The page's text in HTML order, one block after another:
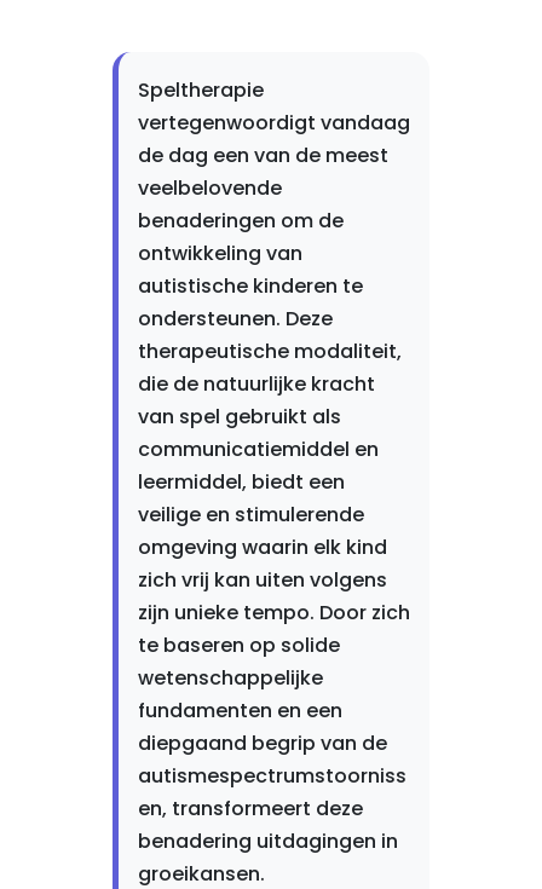
Speltherapie
vertegenwoordigt vandaag
de dag een van de meest
veelbelovende
benaderingen om de
ontwikkeling van
autistische kinderen te
ondersteunen. Deze
therapeutische modaliteit,
die de natuurlijke kracht
van spel gebruikt als
communicatiemiddel en
leermiddel, biedt een
veilige en stimulerende
omgeving waarin elk kind
zich vrij kan uiten volgens
zijn unieke tempo. Door zich
te baseren op solide
wetenschappelijke
fundamenten en een
diepgaand begrip van de
autismespectrumstoorniss
en, transformeert deze
benadering uitdagingen in
groeikansen.